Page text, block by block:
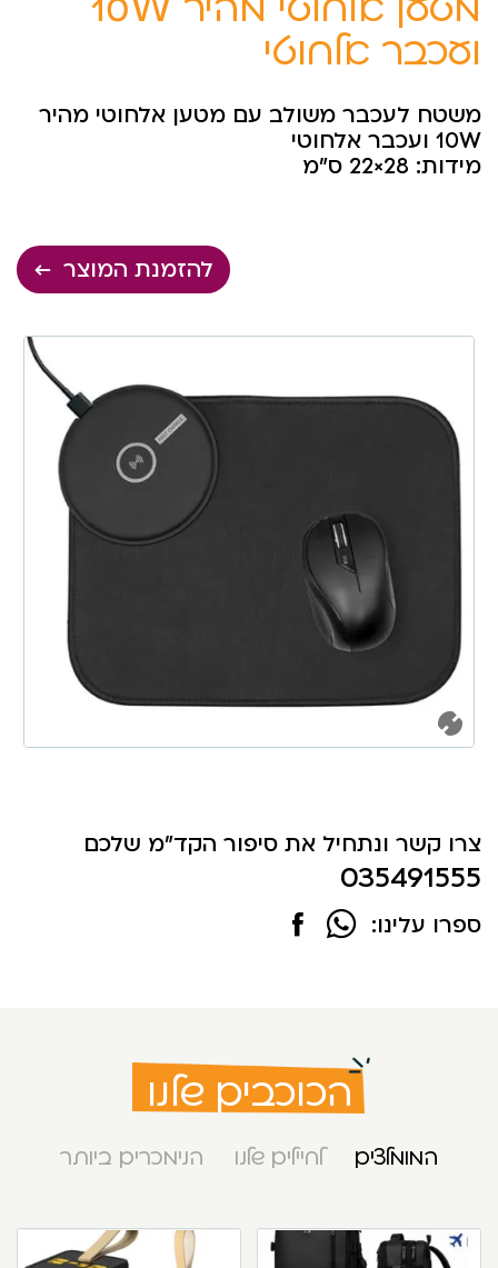
ועכבר אלחוטי
משטח לעכבר משולב עם מטען אלחוטי מהיר
10W ועכבר אלחוטי
מידות: 28×22 ס”מ
להזמנת המוצר
צרו קשר ונתחיל את סיפור הקד"מ שלכם
035491555
ספרו עלינו:
הכוכבים שלנו
המומלצים לחיילים שלנו הנימכרים ביותר